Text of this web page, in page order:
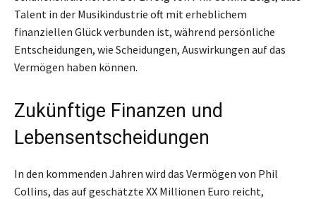
Talent in der Musikindustrie oft mit erheblichem
finanziellen Glück verbunden ist, während persönliche
Entscheidungen, wie Scheidungen, Auswirkungen auf das
Vermögen haben können.
Zukünftige Finanzen und
Lebensentscheidungen
In den kommenden Jahren wird das Vermögen von Phil
Collins, das auf geschätzte XX Millionen Euro reicht,